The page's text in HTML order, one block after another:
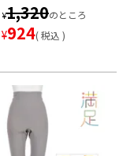
¥1,320のところ
¥924 税込